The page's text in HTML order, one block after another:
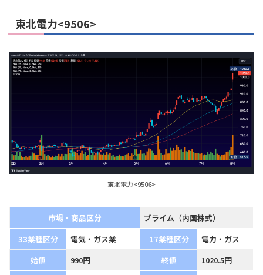
東北電力<9506>
東北電力<9506>
市場・商品区分
プライム（内国株式）
33業種区分
電気・ガス業 17業種区分
電力・ガス
始値
990円 終値
1020.5円